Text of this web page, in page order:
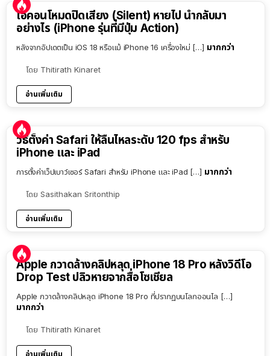
ไอคอนโหมดปิดเสียง (Silent) หายไป นำกลับมา
อย่างไร (iPhone รุ่นที่มีปุ่ม Action)
หลังจากอัปเดตเป็น iOS 18 หรือแม้ iPhone 16 เครื่องใหม่ […] มากกว่า
โดย Thitirath Kinaret
อ่านเพิ่มเติม
วิธีตั้งค่า Safari ให้ลื่นไหลระดับ 120 fps สำหรับ
iPhone และ iPad
การตั้งค่าเว็ปเบาว์เซอร์ Safari สำหรับ iPhone และ iPad […] มากกว่า
โดย Sasithakan Sritonthip
อ่านเพิ่มเติม
Apple กวาดล้างคลิปหลุด iPhone 18 Pro หลังวิดีโอ
Drop Test ปลิวหายจากสื่อโซเชียล
Apple กวาดล้างคลิปหลุด iPhone 18 Pro ที่ปรากฏบนโลกออนไล […]
มากกว่า
โดย Thitirath Kinaret
อ่านเพิ่มเติม